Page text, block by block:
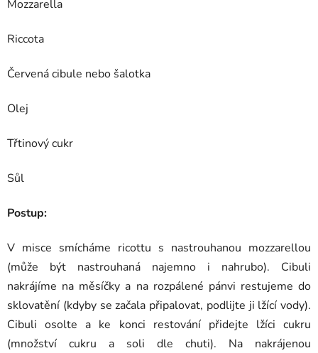
Mozzarella
Riccota
Červená cibule nebo šalotka
Olej
Třtinový cukr
Sůl
Postup:
V misce smícháme ricottu s nastrouhanou mozzarellou
(může být nastrouhaná najemno i nahrubo). Cibuli
nakrájíme na měsíčky a na rozpálené pánvi restujeme do
sklovatění (kdyby se začala připalovat, podlijte ji lžící vody).
Cibuli osolte a ke konci restování přidejte lžíci cukru
(množství cukru a soli dle chuti). Na nakrájenou